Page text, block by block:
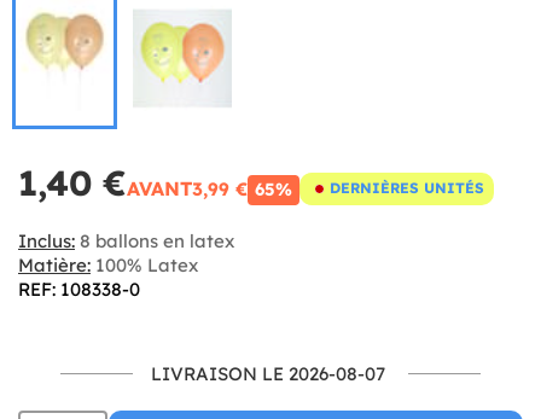
1,40 €AVANT3,99 € 65% DERNIÈRES UNITÉS
Inclus: 8 ballons en latex
Matière: 100% Latex
REF: 108338-0
LIVRAISON LE 2026-08-07